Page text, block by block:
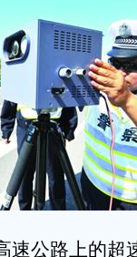
公路上的超